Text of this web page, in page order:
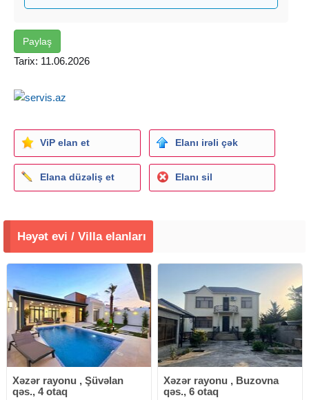
Paylaş
Tarix: 11.06.2026
ViP elan et Elanı irəli çək
Elana düzəliş et Elanı sil
Həyət evi / Villa elanları
Xəzər rayonu , Şüvəlan
qəs., 4 otaq
Xəzər rayonu , Buzovna
qəs., 6 otaq